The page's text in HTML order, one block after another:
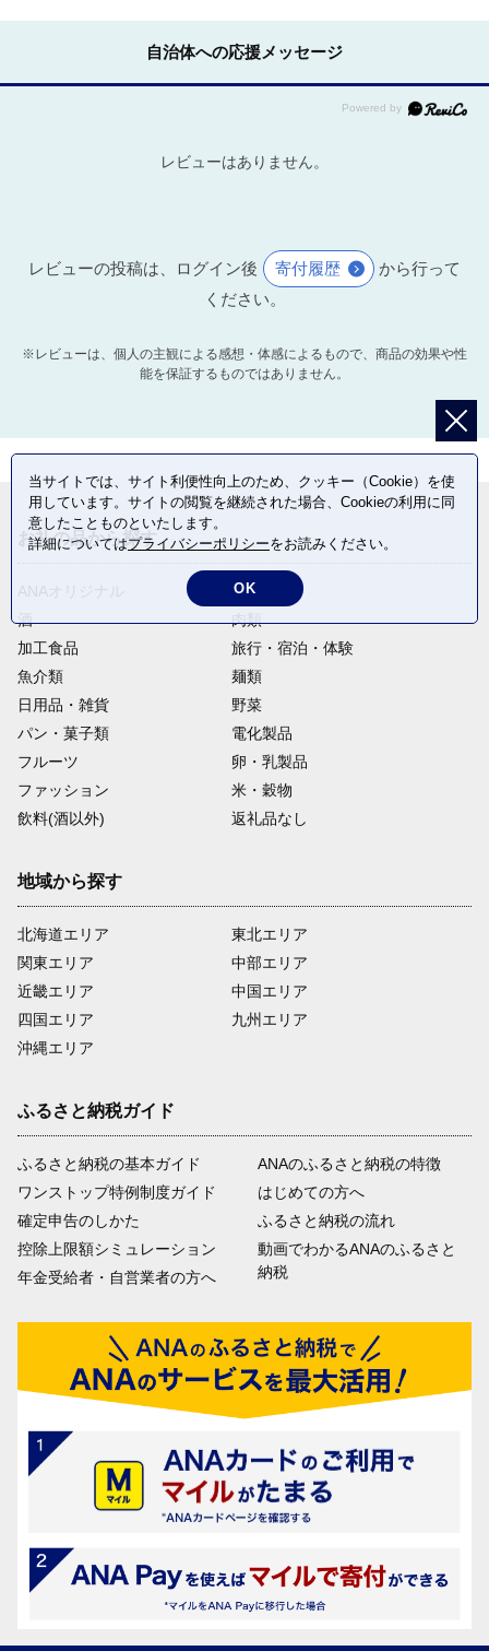
自治体への応援メッセージ
レビューはありません。
レビューの投稿は、ログイン後 寄付履歴
から行って
ください。
※レビューは、個人の主観による感想・体感によるもので、商品の効果や性
能を保証するものではありません。
お礼の品から探す
定期便
酒
肉類
加工食品
旅行・宿泊・体験
魚介類
麺類
日用品・雑貨
野菜
パン・菓子類
電化製品
フルーツ
卵・乳製品
ファッション
米・穀物
飲料(酒以外)
返礼品なし
地域から探す
北海道エリア
関東エリア
近畿エリア
四国エリア
沖縄エリア
東北エリア
中部エリア
中国エリア
九州エリア
ふるさと納税ガイド
ふるさと納税の基本ガイド
ワンストップ特例制度ガイド
確定申告のしかた
控除上限額シミュレーション
年金受給者・自営業者の方へ
ANAのふるさと納税の特徴
はじめての方へ
ふるさと納税の流れ
動画でわかるANAのふるさと
納税
当サイトでは、サイト利便性向上のため、クッキー（Cookie）を使
用しています。サイトの閲覧を継続された場合、Cookieの利用に同
意したことものといたします。
詳細についてはプライバシーポリシーをお読みください。
OK